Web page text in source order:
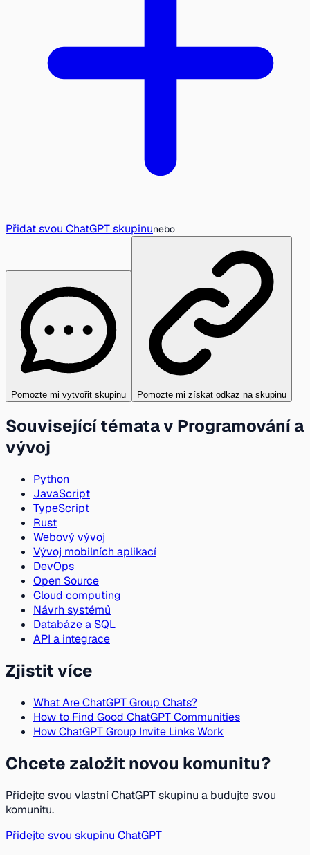
Přidat svou ChatGPT skupinunebo
Pomozte mi vytvořit skupinu Pomozte mi získat odkaz na skupinu
Související témata v Programování a
vývoj
Python
JavaScript
TypeScript
Rust
Webový vývoj
Vývoj mobilních aplikací
DevOps
Open Source
Cloud computing
Návrh systémů
Databáze a SQL
API a integrace
Zjistit více
What Are ChatGPT Group Chats?
How to Find Good ChatGPT Communities
How ChatGPT Group Invite Links Work
Chcete založit novou komunitu?
Přidejte svou vlastní ChatGPT skupinu a budujte svou
komunitu.
Přidejte svou skupinu ChatGPT